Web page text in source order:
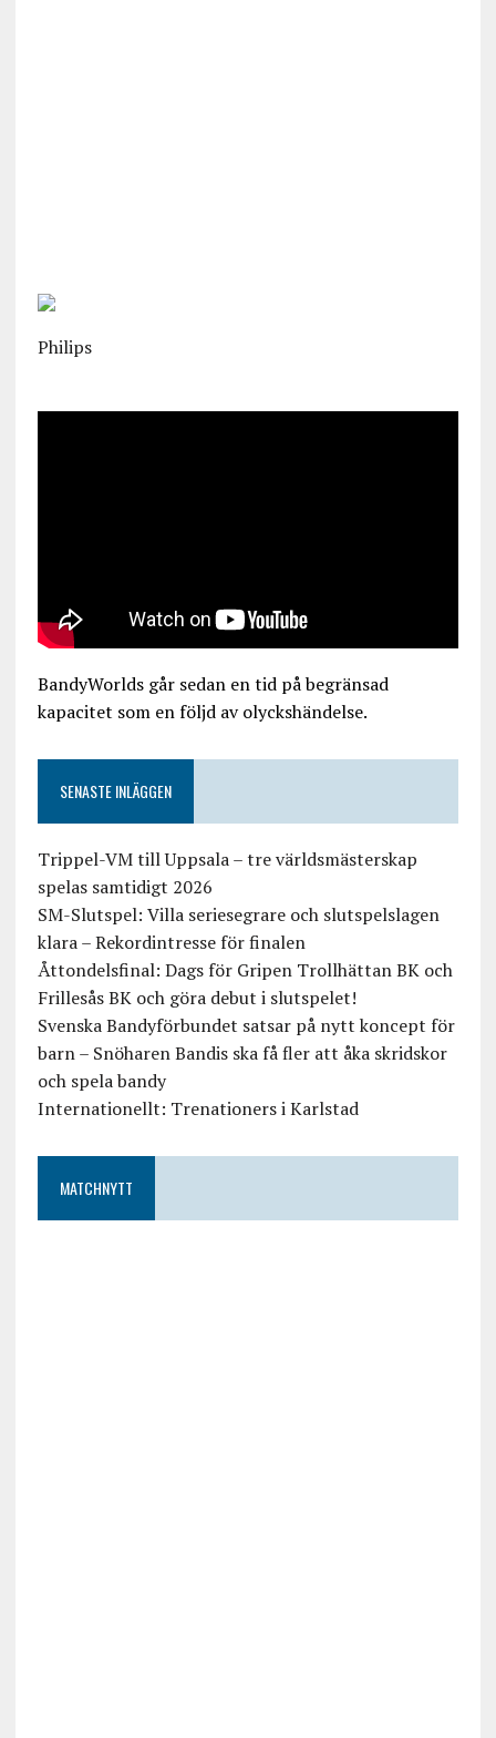
Philips
BandyWorlds går sedan en tid på begränsad
kapacitet som en följd av olyckshändelse.
SENASTE INLÄGGEN
Trippel-VM till Uppsala – tre världsmästerskap
spelas samtidigt 2026
SM-Slutspel: Villa seriesegrare och slutspelslagen
klara – Rekordintresse för finalen
Åttondelsfinal: Dags för Gripen Trollhättan BK och
Frillesås BK och göra debut i slutspelet!
Svenska Bandyförbundet satsar på nytt koncept för
barn – Snöharen Bandis ska få fler att åka skridskor
och spela bandy
Internationellt: Trenationers i Karlstad
MATCHNYTT